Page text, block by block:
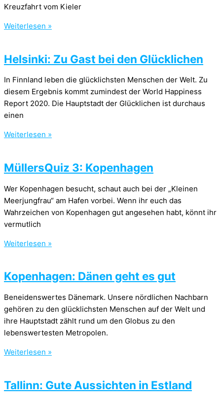
Kreuzfahrt vom Kieler
Weiterlesen »
Helsinki: Zu Gast bei den Glücklichen
In Finnland leben die glücklichsten Menschen der Welt. Zu
diesem Ergebnis kommt zumindest der World Happiness
Report 2020. Die Hauptstadt der Glücklichen ist durchaus
einen
Weiterlesen »
MüllersQuiz 3: Kopenhagen
Wer Kopenhagen besucht, schaut auch bei der „Kleinen
Meerjungfrau“ am Hafen vorbei. Wenn ihr euch das
Wahrzeichen von Kopenhagen gut angesehen habt, könnt ihr
vermutlich
Weiterlesen »
Kopenhagen: Dänen geht es gut
Beneidenswertes Dänemark. Unsere nördlichen Nachbarn
gehören zu den glücklichsten Menschen auf der Welt und
ihre Hauptstadt zählt rund um den Globus zu den
lebenswertesten Metropolen.
Weiterlesen »
Tallinn: Gute Aussichten in Estland